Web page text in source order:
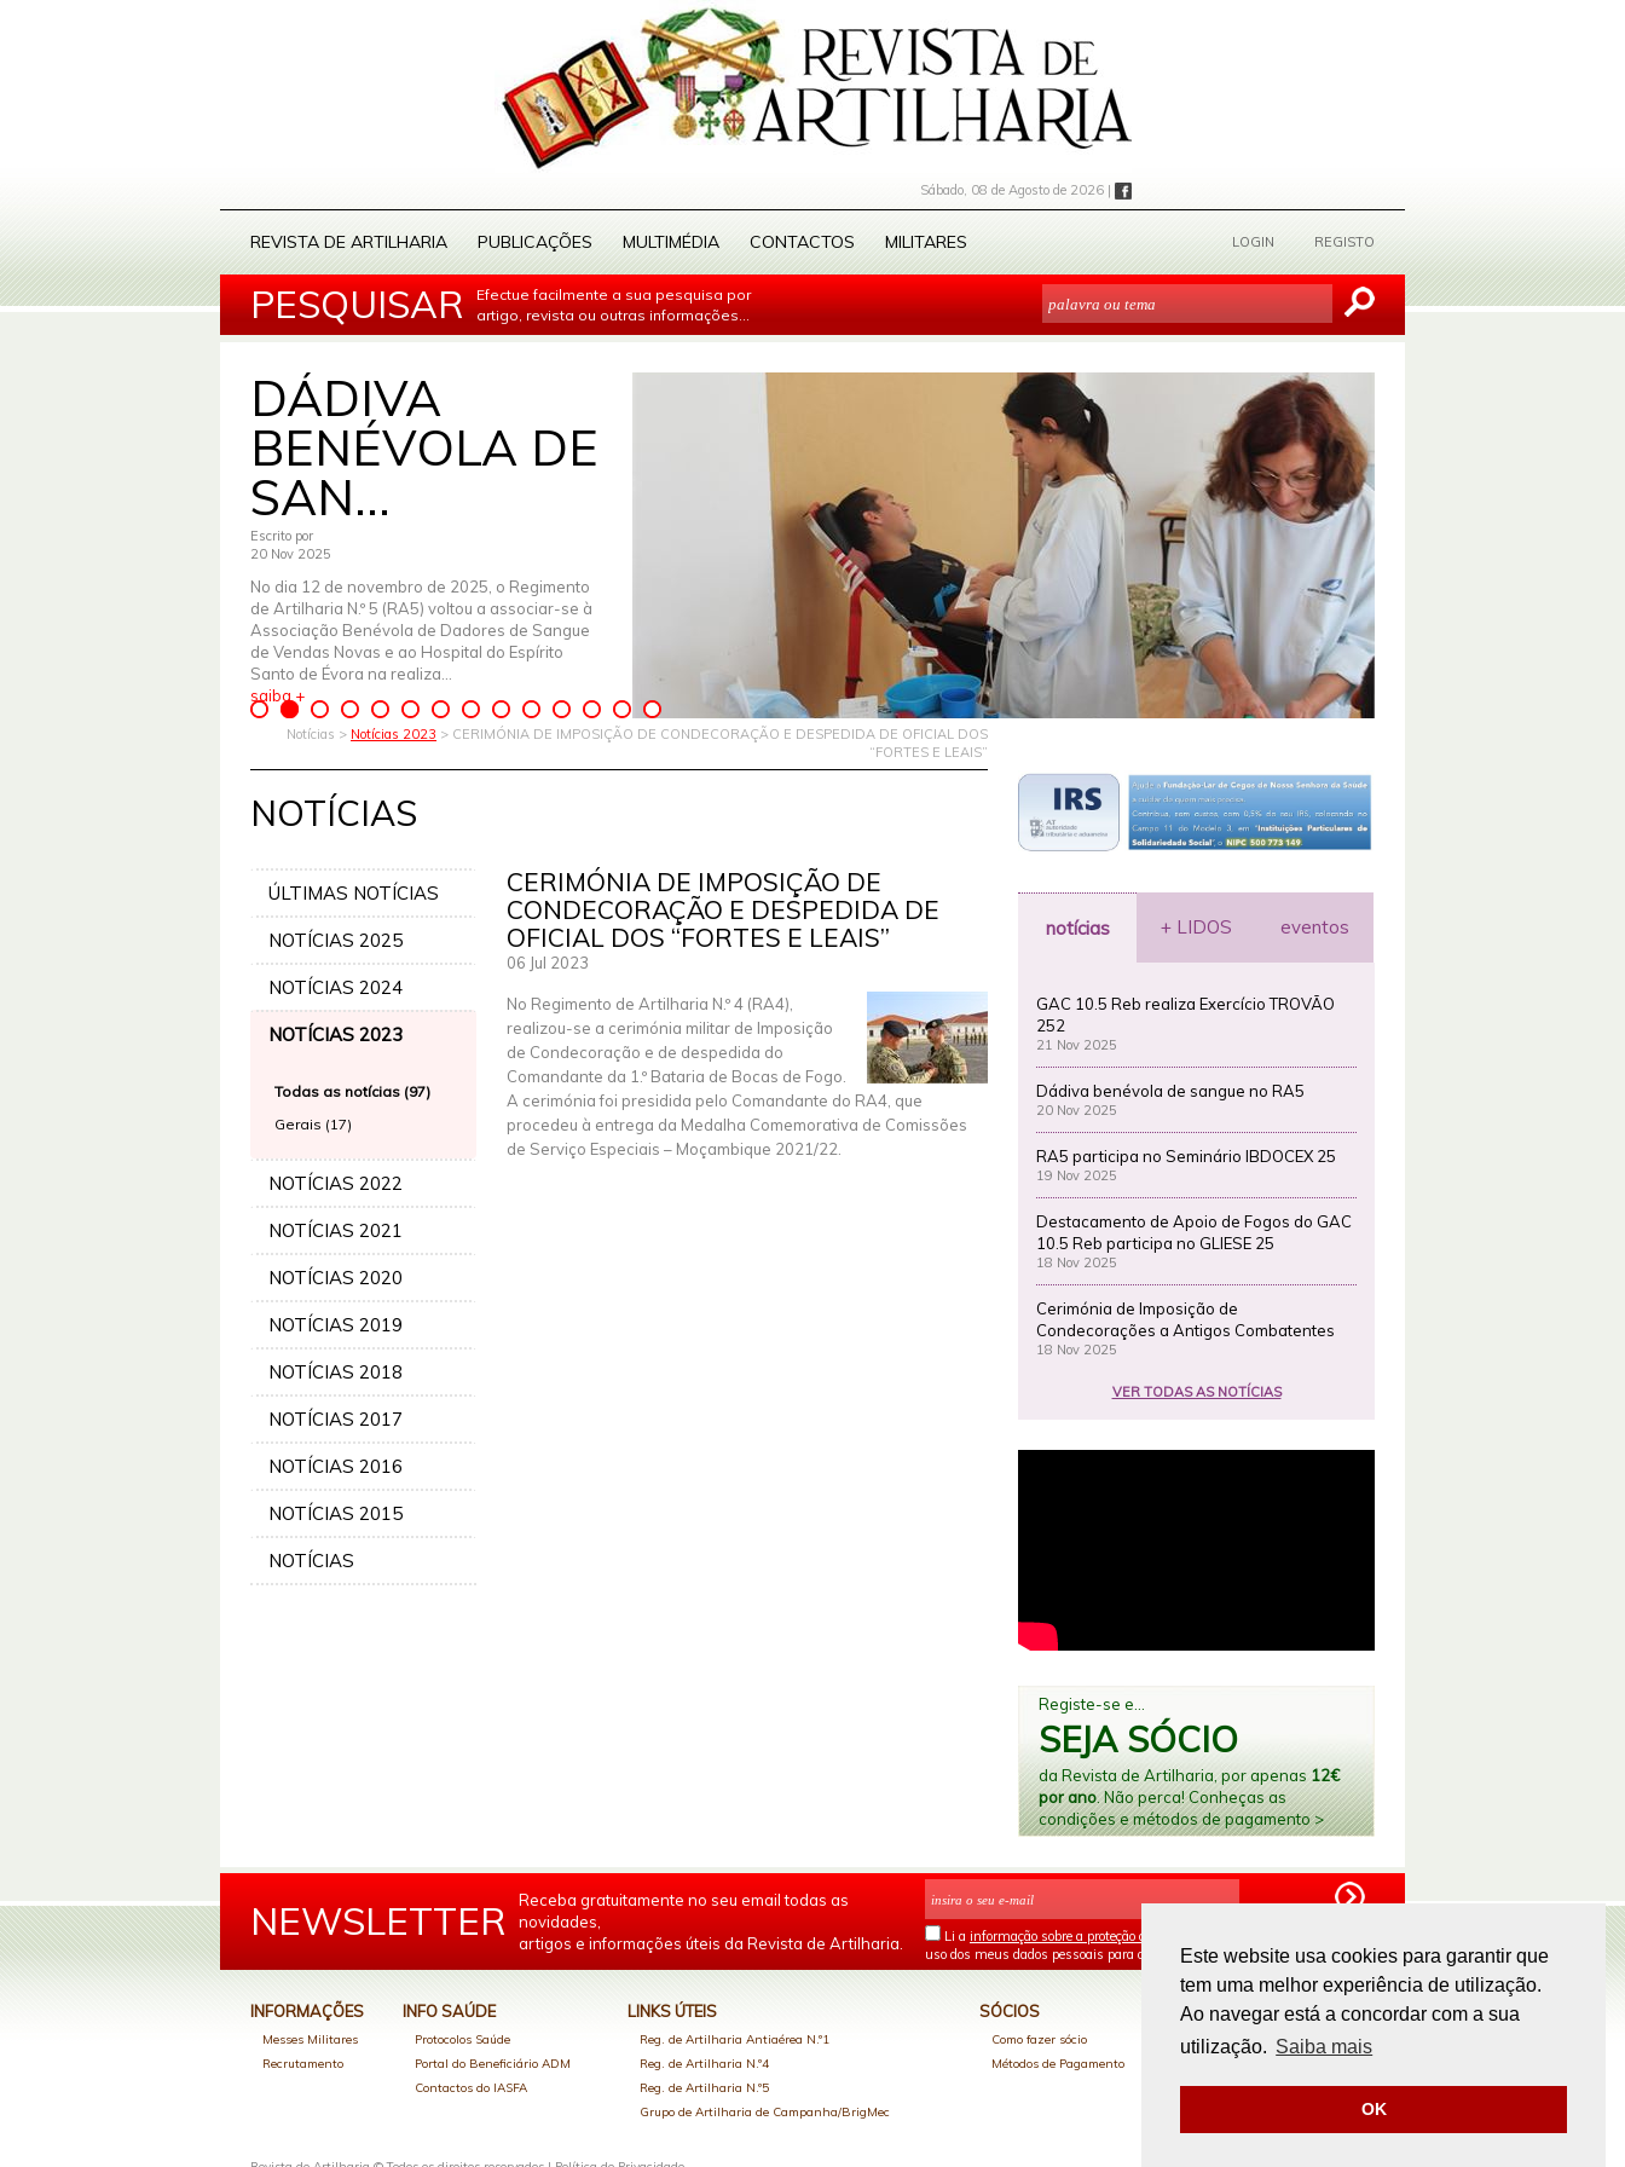
Este website usa cookies para garantir que
tem uma melhor experiência de utilização.
Ao navegar está a concordar com a sua
utilização. Saiba mais
OK
Sábado, 08 de Agosto de 2026 |
REVISTA DE ARTILHARIA PUBLICAÇÕES MULTIMÉDIA CONTACTOS MILITARES LOGIN REGISTO
PESQUISAR
Efectue facilmente a sua pesquisa por
artigo, revista ou outras informações...
DÁDIVA
BENÉVOLA DE
SAN...
Escrito por
20 Nov 2025
No dia 12 de novembro de 2025, o Regimento
de Artilharia N.º 5 (RA5) voltou a associar-se à
Associação Benévola de Dadores de Sangue
de Vendas Novas e ao Hospital do Espírito
Santo de Évora na realiza...
saiba +
Notícias > Notícias 2023 > CERIMÓNIA DE IMPOSIÇÃO DE CONDECORAÇÃO E DESPEDIDA DE OFICIAL DOS
“FORTES E LEAIS”
NOTÍCIAS
ÚLTIMAS NOTÍCIAS
NOTÍCIAS 2025
NOTÍCIAS 2024
NOTÍCIAS 2023
Todas as notícias (97)
Gerais (17)
NOTÍCIAS 2022
NOTÍCIAS 2021
NOTÍCIAS 2020
NOTÍCIAS 2019
NOTÍCIAS 2018
NOTÍCIAS 2017
NOTÍCIAS 2016
NOTÍCIAS 2015
NOTÍCIAS
CERIMÓNIA DE IMPOSIÇÃO DE
CONDECORAÇÃO E DESPEDIDA DE
OFICIAL DOS “FORTES E LEAIS”
06 Jul 2023
No Regimento de Artilharia N.º 4 (RA4),
realizou-se a cerimónia militar de Imposição
de Condecoração e de despedida do
Comandante da 1.º Bataria de Bocas de Fogo.
A cerimónia foi presidida pelo Comandante do RA4, que
procedeu à entrega da Medalha Comemorativa de Comissões
de Serviço Especiais – Moçambique 2021/22.
notícias + LIDOS eventos
GAC 10.5 Reb realiza Exercício TROVÃO
252
21 Nov 2025
Dádiva benévola de sangue no RA5
20 Nov 2025
RA5 participa no Seminário IBDOCEX 25
19 Nov 2025
Destacamento de Apoio de Fogos do GAC
10.5 Reb participa no GLIESE 25
18 Nov 2025
Cerimónia de Imposição de
Condecorações a Antigos Combatentes
18 Nov 2025
VER TODAS AS NOTÍCIAS
Registe-se e...
SEJA SÓCIO
da Revista de Artilharia, por apenas 12€
por ano. Não perca! Conheças as
condições e métodos de pagamento >
NEWSLETTER
Receba gratuitamente no seu email todas as
novidades,
artigos e informações úteis da Revista de Artilharia.
Li a informação sobre a proteção de dados
uso dos meus dados pessoais para os fins mencionados.
INFORMAÇÕES
Messes Militares
Recrutamento
INFO SAÚDE
Protocolos Saúde
Portal do Beneficiário ADM
Contactos do IASFA
LINKS ÚTEIS
Reg. de Artilharia Antiaérea N.º1
Reg. de Artilharia N.º4
Reg. de Artilharia N.º5
Grupo de Artilharia de Campanha/BrigMec
SÓCIOS
Como fazer sócio
Métodos de Pagamento
PAGAMENTOS ONLINE